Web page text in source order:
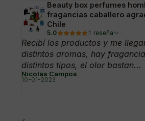
Beauty box perfumes
fragancias caballero
Chile
5.0 1 reseña
Recibí los productos y me
distintos aromas, hay
distintos tipos, el olor bastan...
Nicolás Campos
10-01-2023